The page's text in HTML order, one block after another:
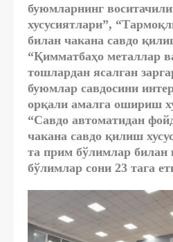
буюмларнинг
хусусиятлари”,
билан чакана савдо
“Қимматбаҳо металлар
тошлардан ясалган
буюмлар савдосини
орқали амалга ошириш
“Савдо автоматидан
чакана савдо қилиш
та прим бўлимлар билан
бўлимлар сони 23 тага